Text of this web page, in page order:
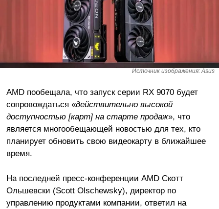
Источник изображения: Asus
AMD пообещала, что запуск серии RX 9070 будет
сопровождаться «действительно высокой
доступностью [карт] на старте продаж», что
является многообещающей новостью для тех, кто
планирует обновить свою видеокарту в ближайшее
время.
На последней пресс-конференции AMD Скотт
Ольшевски (Scott Olschewsky), директор по
управлению продуктами компании, ответил на